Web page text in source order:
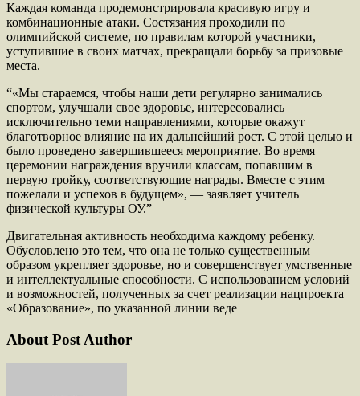
Каждая команда продемонстрировала красивую игру и
комбинационные атаки. Состязания проходили по
олимпийской системе, по правилам которой участники,
уступившие в своих матчах, прекращали борьбу за призовые
места.
“«Мы стараемся, чтобы наши дети регулярно занимались
спортом, улучшали свое здоровье, интересовались
исключительно теми направлениями, которые окажут
благотворное влияние на их дальнейший рост. С этой целью и
было проведено завершившееся мероприятие. Во время
церемонии награждения вручили классам, попавшим в
первую тройку, соответствующие награды. Вместе с этим
пожелали и успехов в будущем», — заявляет учитель
физической культуры ОУ.”
Двигательная активность необходима каждому ребенку.
Обусловлено это тем, что она не только существенным
образом укрепляет здоровье, но и совершенствует умственные
и интеллектуальные способности. С использованием условий
и возможностей, полученных за счет реализации нацпроекта
«Образование», по указанной линии веде
About Post Author